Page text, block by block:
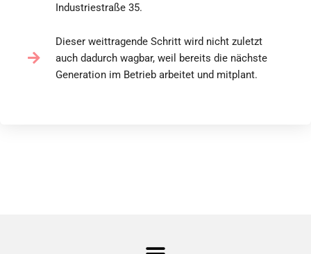
Industriestraße 35.
Dieser weittragende Schritt wird nicht zuletzt
auch dadurch wagbar, weil bereits die nächste
Generation im Betrieb arbeitet und mitplant.